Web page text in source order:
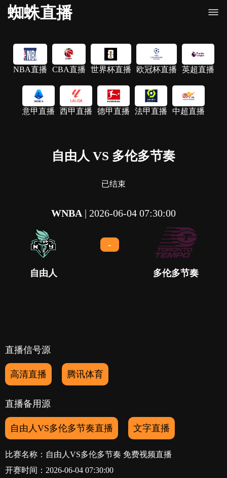
蜘蛛直播
NBA直播 CBA直播 世界杯直播 欧冠杯直播 英超直播
意甲直播 西甲直播 德甲直播 法甲直播 中超直播
自由人 VS 多伦多节奏
已结束
WNBA | 2026-06-04 07:30:00
自由人
-
多伦多节奏
直播信号源
高清直播 腾讯体育
直播备用源
自由人VS多伦多节奏直播 文字直播
比赛名称：自由人VS多伦多节奏 免费视频直播
开赛时间：2026-06-04 07:30:00